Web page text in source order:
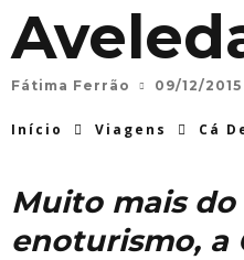
Fátima Ferrão 09/12/2015
Início Viagens Cá
Muito mais do
enoturismo, a